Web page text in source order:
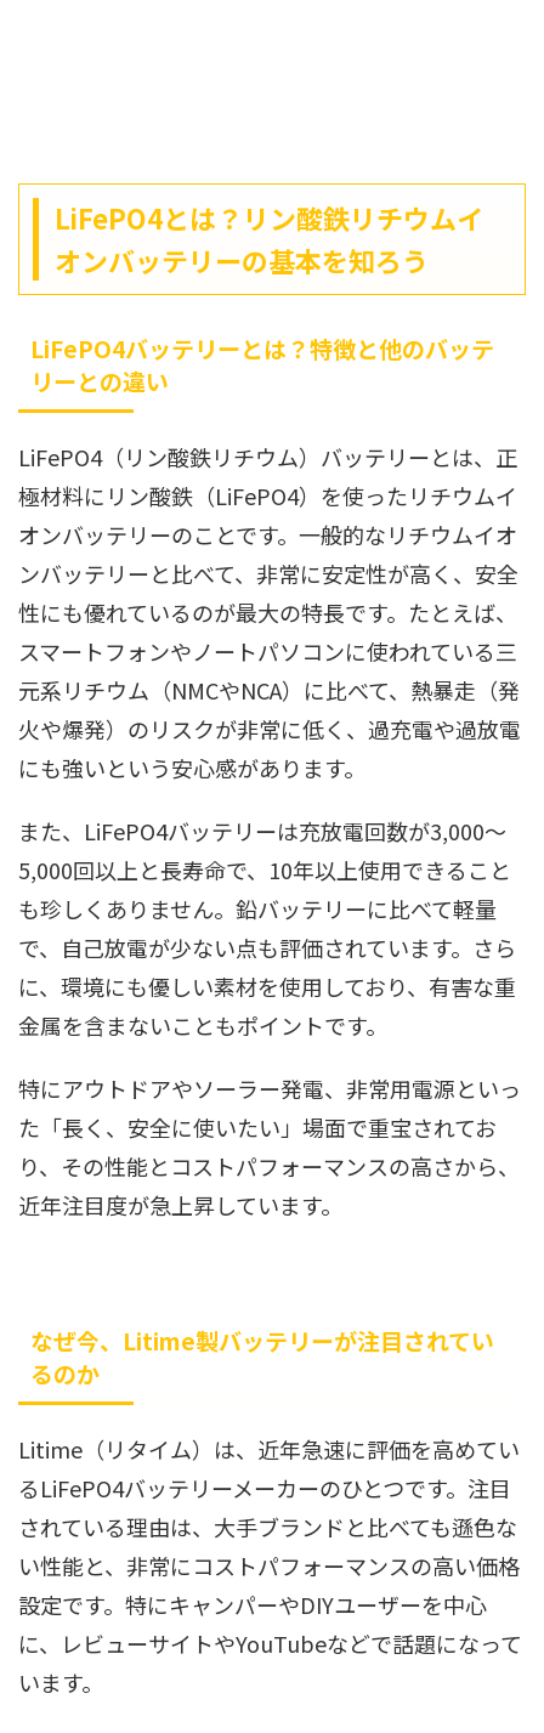
LiFePO4とは？リン酸鉄リチウムイ
オンバッテリーの基本を知ろう
LiFePO4バッテリーとは？特徴と他のバッテ
リーとの違い
LiFePO4（リン酸鉄リチウム）バッテリーとは、正
極材料にリン酸鉄（LiFePO4）を使ったリチウムイ
オンバッテリーのことです。一般的なリチウムイオ
ンバッテリーと比べて、非常に安定性が高く、安全
性にも優れているのが最大の特長です。たとえば、
スマートフォンやノートパソコンに使われている三
元系リチウム（NMCやNCA）に比べて、熱暴走（発
火や爆発）のリスクが非常に低く、過充電や過放電
にも強いという安心感があります。
また、LiFePO4バッテリーは充放電回数が3,000〜
5,000回以上と長寿命で、10年以上使用できること
も珍しくありません。鉛バッテリーに比べて軽量
で、自己放電が少ない点も評価されています。さら
に、環境にも優しい素材を使用しており、有害な重
金属を含まないこともポイントです。
特にアウトドアやソーラー発電、非常用電源といっ
た「長く、安全に使いたい」場面で重宝されてお
り、その性能とコストパフォーマンスの高さから、
近年注目度が急上昇しています。
なぜ今、Litime製バッテリーが注目されてい
るのか
Litime（リタイム）は、近年急速に評価を高めてい
るLiFePO4バッテリーメーカーのひとつです。注目
されている理由は、大手ブランドと比べても遜色な
い性能と、非常にコストパフォーマンスの高い価格
設定です。特にキャンパーやDIYユーザーを中心
に、レビューサイトやYouTubeなどで話題になって
います。